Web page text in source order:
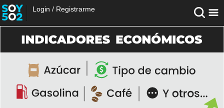
Login / Registrarme